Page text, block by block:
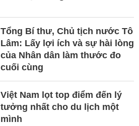
Tổng Bí thư, Chủ tịch nước Tô
Lâm: Lấy lợi ích và sự hài lòng
của Nhân dân làm thước đo
cuối cùng
Việt Nam lọt top điểm đến lý
tưởng nhất cho du lịch một
mình